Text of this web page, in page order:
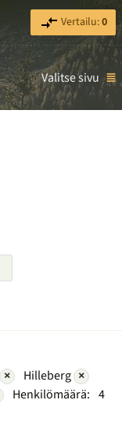
Vertailu:0
Valitse sivu
× Hilleberg ×
Henkilömäärä: 4